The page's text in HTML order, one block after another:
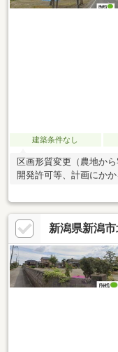
建築条件なし
区画形質変更（農地か
開発許可等、計画にか
新潟県新潟